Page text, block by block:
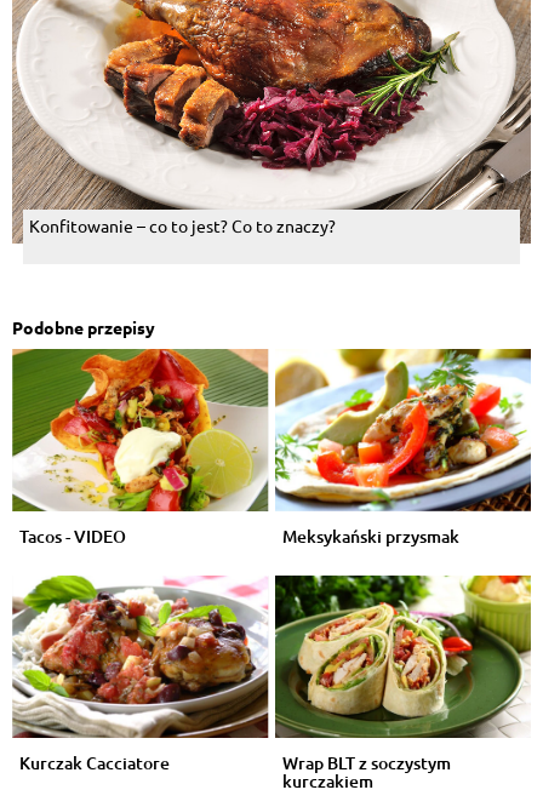
Konfitowanie – co to jest? Co to znaczy?
Podobne przepisy
Tacos - VIDEO Meksykański przysmak
Kurczak Cacciatore Wrap BLT z soczystym
kurczakiem